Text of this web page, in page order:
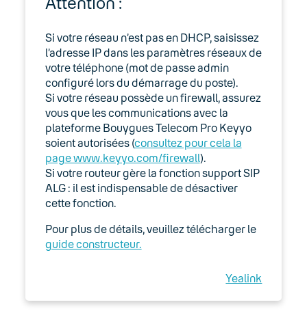
Si votre réseau n’est pas en DHCP, saisissez
l’adresse IP dans les paramètres réseaux de
votre téléphone (mot de passe admin
configuré lors du démarrage du poste).
Si votre réseau possède un firewall, assurez
vous que les communications avec la
plateforme Bouygues Telecom Pro Keyyo
soient autorisées (consultez pour cela la
page www.keyyo.com/firewall).
Si votre routeur gère la fonction support SIP
ALG : il est indispensable de désactiver
cette fonction.
Pour plus de détails, veuillez télécharger le
guide constructeur.
Yealink